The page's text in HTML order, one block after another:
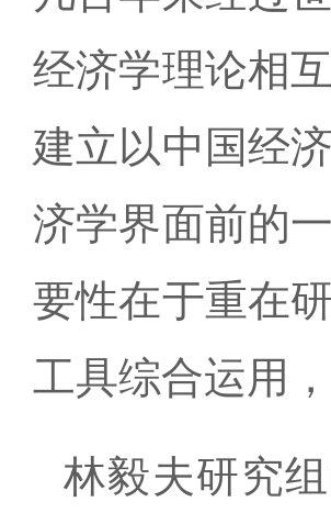
经济学理论相
建立以中国经
济学界面前的
要性在于重在
工具综合运用
林毅夫研究